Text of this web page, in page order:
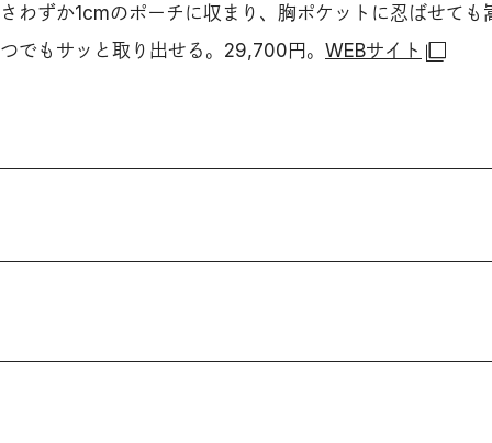
わずか1cmのポーチに収まり、胸ポケットに忍ばせても
でもサッと取り出せる。29,700円。 WEBサイト